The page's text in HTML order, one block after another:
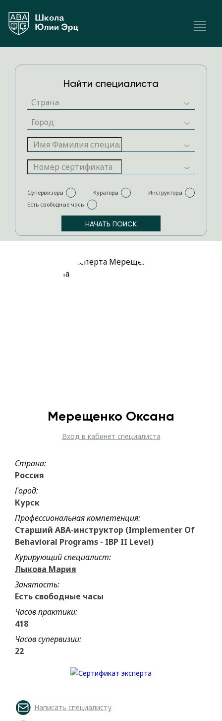
Найти специалиста
Супервизоры Кураторы
Инструкторы
Есть свободные часы
Мерещенко Оксана
Вход в кабинет специалиста
Страна:
Россия
Город:
Курск
Профессиональная компетенция:
Старший АВА-инструктор (Implementer Of
Behavioral Programs - IBP II Level)
Курирующий специалист:
Лыкова Мария
Занятость:
Есть свободные часы
Часов практики:
418
Часов супервизии:
22
Написать специалисту